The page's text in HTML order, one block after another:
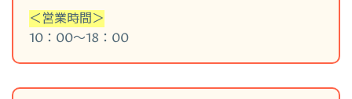
＜営業時間＞
10：00～18：00